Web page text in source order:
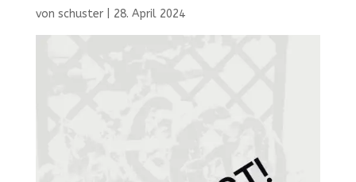
von schuster| 28. April 2024